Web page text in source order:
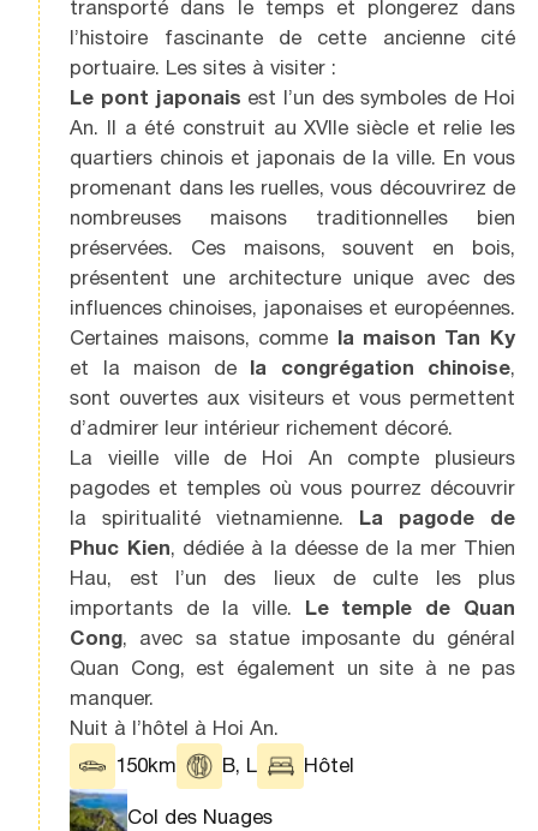
transporté dans le temps et plongerez dans
l’histoire fascinante de cette ancienne cité
portuaire. Les sites à visiter :
Le pont japonais est l’un des symboles de Hoi
An. Il a été construit au XVIIe siècle et relie les
quartiers chinois et japonais de la ville. En vous
promenant dans les ruelles, vous découvrirez de
nombreuses maisons traditionnelles bien
préservées. Ces maisons, souvent en bois,
présentent une architecture unique avec des
influences chinoises, japonaises et européennes.
Certaines maisons, comme la maison Tan Ky
et la maison de la congrégation chinoise,
sont ouvertes aux visiteurs et vous permettent
d’admirer leur intérieur richement décoré.
La vieille ville de Hoi An compte plusieurs
pagodes et temples où vous pourrez découvrir
la spiritualité vietnamienne. La pagode de
Phuc Kien, dédiée à la déesse de la mer Thien
Hau, est l’un des lieux de culte les plus
importants de la ville. Le temple de Quan
Cong, avec sa statue imposante du général
Quan Cong, est également un site à ne pas
manquer.
Nuit à l’hôtel à Hoi An.
150km
B, L Hôtel
Col des Nuages